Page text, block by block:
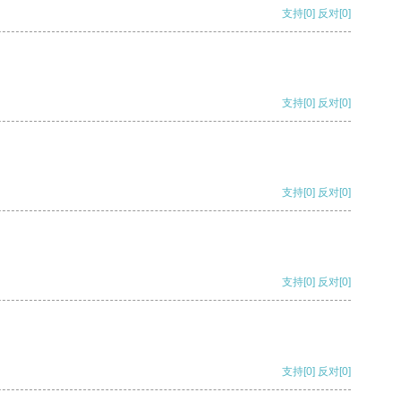
支持[0] 反对[0]
支持[0] 反对[0]
支持[0] 反对[0]
支持[0] 反对[0]
支持[0] 反对[0]